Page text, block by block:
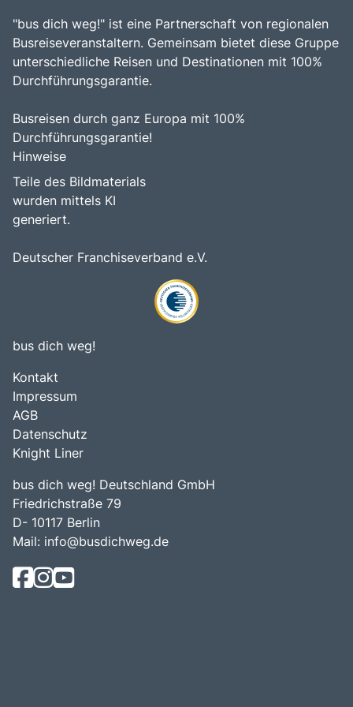
"bus dich weg!" ist eine Partnerschaft von regionalen
Busreiseveranstaltern. Gemeinsam bietet diese Gruppe
unterschiedliche Reisen und Destinationen mit 100%
Durchführungsgarantie.
Busreisen durch ganz Europa mit 100%
Durchführungsgarantie!
Hinweise
Teile des Bildmaterials
wurden mittels KI
generiert.
Deutscher Franchiseverband e.V.
bus dich weg!
Kontakt
Impressum
AGB
Datenschutz
Knight Liner
bus dich weg! Deutschland GmbH
Friedrichstraße 79
D- 10117 Berlin
Mail: info@busdichweg.de